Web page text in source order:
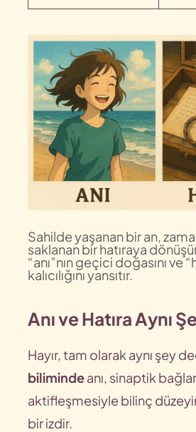
Sahilde yaşanan bir an,
saklanan bir hatıraya
“anı”nın geçici doğasını ve
kalıcılığını yansıtır.
Anı ve Hatıra Aynı
Hayır, tam olarak aynı şey
bilimindeanı, sinaptik
aktifleşmesiyle bilinç
bir izdir.